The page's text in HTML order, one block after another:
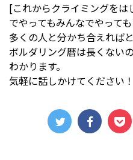
[これからクライミングをは
でやってもみんなでやって
多くの人と分かち合えればと
ボルダリング暦は長くない
わかります。
気軽に話しかけてください！